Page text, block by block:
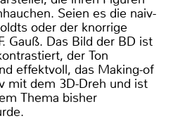
Seien es die naiv-
oder der knorrige
Gauß. Das Bild der BD ist
der Ton
effektvoll, das Making-of
mit dem 3D-Dreh und ist
Thema bisher